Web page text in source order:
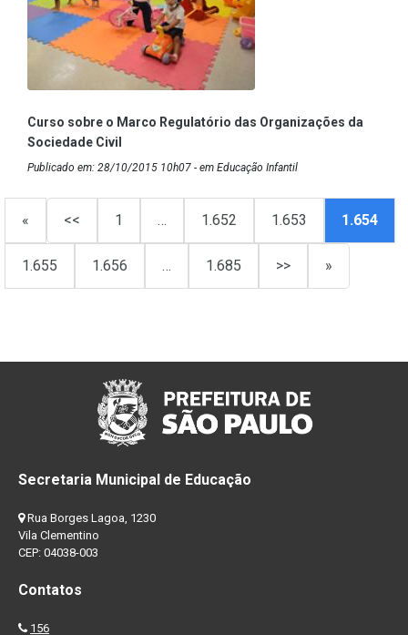
Curso sobre o Marco Regulatório das Organizações da
Sociedade Civil
Publicado em: 28/10/2015 10h07 - em Educação Infantil
« << 1 … 1.652 1.653 1.654
1.655 1.656 … 1.685 >> »
Secretaria Municipal de Educação
Rua Borges Lagoa, 1230
Vila Clementino
CEP: 04038-003
Contatos
156